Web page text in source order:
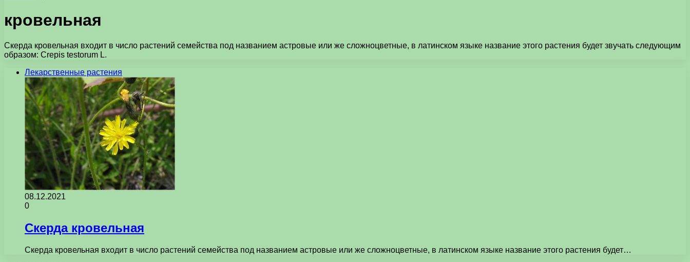
кровельная
Скерда кровельная входит в число растений семейства под названием астровые или же сложноцветные, в латинском языке название этого растения будет звучать следующим
образом: Crepis testorum L.
Лекарственные растения
08.12.2021
0
Скерда кровельная
Скерда кровельная входит в число растений семейства под названием астровые или же сложноцветные, в латинском языке название этого растения будет…